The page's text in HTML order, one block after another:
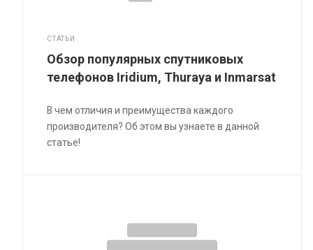
СТАТЬИ
Обзор популярных спутниковых
телефонов Iridium, Thuraya и Inmarsat
В чем отличия и преимущества каждого
производителя? Об этом вы узнаете в данной
статье!